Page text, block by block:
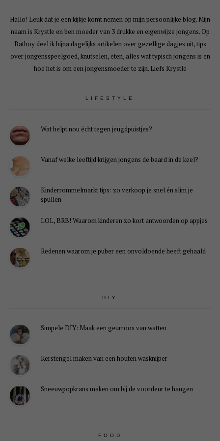
Hallo! Leuk dat je een kijkje komt nemen op mijn persoonlijke blog. Mijn
naam is Krystle en ben moeder van 3 drukke en eigenwijze jongens. Op
Batboy deel ik bijna dagelijks artikelen over gezellige dagjes uit, tips
over jongensspeelgoed, knutselen, eten, alles wat typisch jongens is en
hoe het is om een jongensmoeder te zijn. Liefs Krystle
LIFESTYLE
Wat helpt nou écht tegen jeugdpuistjes?
Vanaf welke leeftijd krijgen jongens de baard in de keel?
Kinderrommelmarkt tips: zo verkoop je snel én slim je
spullen
LOL, BRB! Waarom kinderen zo kort antwoorden op appjes
Redenen waarom je puber een onvoldoende heeft gehaald
DIY
Simpele DIY: Maak een geurroos van watten
Kerstengel maken van een houten wasknijper
Sneeuwpopkrans maken om bij de voordeur te hangen
FOOD